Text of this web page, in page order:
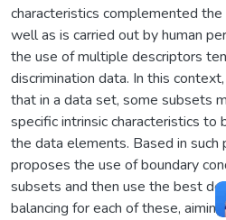
characteristics complemented
well as is carried out by human
the use of multiple descriptors
discrimination data. In this
that in a data set, some subsets
specific intrinsic characteristics
the data elements. Based in such
proposes the use of boundary
subsets and then use the best
balancing for each of these,